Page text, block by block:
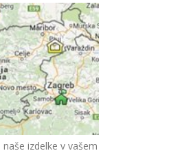
izdelke v vašem